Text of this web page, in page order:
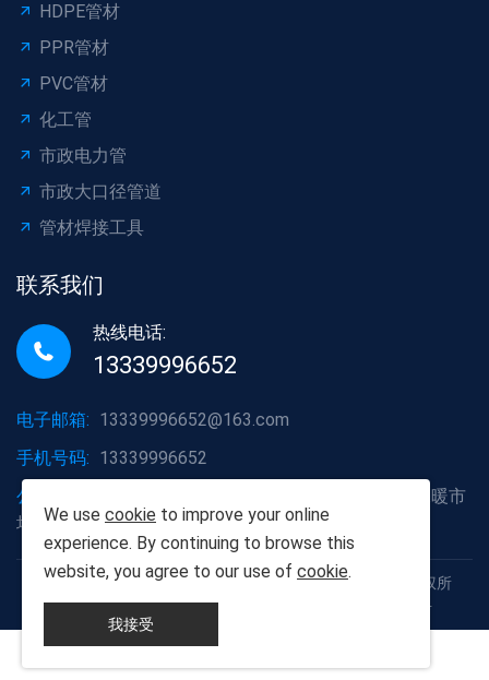
HDPE管材
PPR管材
PVC管材
化工管
市政电力管
市政大口径管道
管材焊接工具
联系我们
热线电话:
13339996652
电子邮箱: 13339996652@163.com
手机号码: 13339996652
公司地址:
湖北省武汉市洪山区白沙洲大道烽火五金水暖市
场A2栋6号
Copyright © 2012-2025 武汉胡杨树建材有限责任公司 版权所
有 鄂ICP备19013111号 鄂公网安备42011102005926号
We use cookie to improve your online
experience. By continuing to browse this
website, you agree to our use of cookie.
我接受